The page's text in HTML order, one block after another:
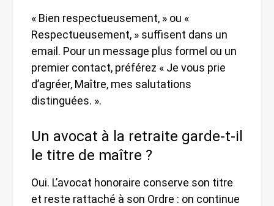
« Bien respectueusement, » ou «
Respectueusement, » suffisent dans un
email. Pour un message plus formel ou un
premier contact, préférez « Je vous prie
d’agréer, Maître, mes salutations
distinguées. ».
Un avocat à la retraite garde-t-il
le titre de maître ?
Oui. L’avocat honoraire conserve son titre
et reste rattaché à son Ordre : on continue